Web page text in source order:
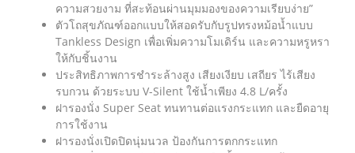
ความสวยงาม ที่สะท้อนผ่านมุมมองของความเรียบง่าย”
ตัวโถสุขภัณฑ์ออกแบบให้สอดรับกับรูปทรงหม้อน้ำแบบ
Tankless Design เพื่อเพิ่มความโมเดิร์น และความหรูหรา
ให้กับชิ้นงาน
ประสิทธิภาพการชำระล้างสูง เสียงเงียบ เสถียร ไร้เสียง
รบกวน ด้วยระบบ V-Silent ใช้น้ำเพียง 4.8 L/ครั้ง
ฝารองนั่ง Super Seat ทนทานต่อแรงกระแทก และยืดอายุ
การใช้งาน
ฝารองนั่งเปิดปิดนุ่มนวล ป้องกันการตกกระแทก